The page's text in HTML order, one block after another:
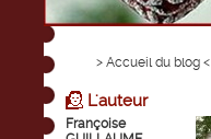
> Accueil du blog <
L'auteur
Françoise